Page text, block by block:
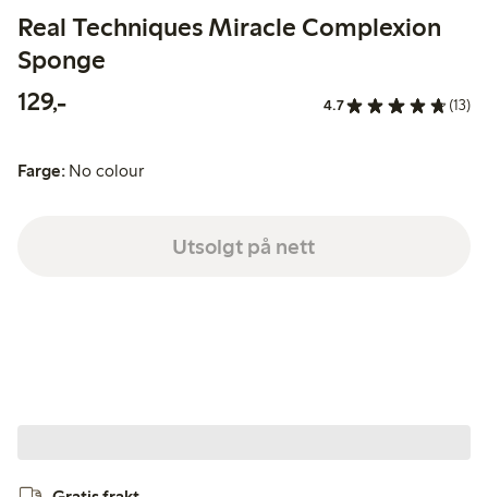
Real Techniques Miracle Complexion
Sponge
129,-129,00 kr 4.7 (13)
Farge: No colour
Utsolgt på nett